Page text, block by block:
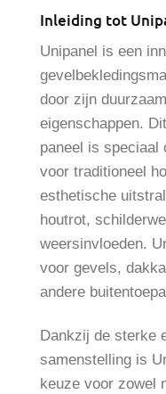
Inleiding tot
Unipanel is een
door zijn
eigenschappen.
paneel is speciaal
voor traditioneel
esthetische
houtrot,
weersinvloeden.
voor gevels,
andere
Dankzij de sterke
samenstelling is
keuze voor zowel